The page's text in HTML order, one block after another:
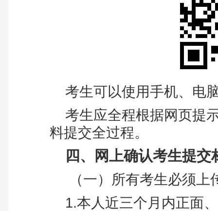
考生可以使用手机、电
考生应全程根据网页提
料提交全过程。
四、网上确认考生提交
（一） 所有考生必须上
1.本人近三个月内正面